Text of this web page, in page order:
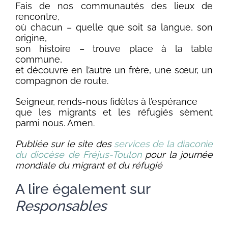
Fais de nos communautés des lieux de
rencontre,
où chacun – quelle que soit sa langue, son
origine,
son histoire – trouve place à la table
commune,
et découvre en l’autre un frère, une sœur, un
compagnon de route.
Seigneur, rends-nous fidèles à l’espérance
que les migrants et les réfugiés sèment
parmi nous. Amen.
Publiée sur le site des services de la diaconie
du diocèse de Fréjus-Toulonpour la journée
mondiale du migrant et du réfugié
A lire également sur
Responsables